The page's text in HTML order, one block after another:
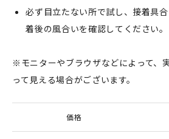
必ず目立たない所で試し、接着具
着後の風合いを確認してください。
※モニターやブラウザなどによって、
って見える場合がございます。
価格